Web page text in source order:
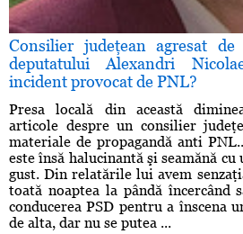
Consilier judeţean agresat
deputatului Alexandri
incident provocat de PNL?
Presa locală din această
articole despre un consilier
materiale de propagandă anti
este însă halucinantă şi seamănă
gust. Din relatările lui avem
toată noaptea la pândă încercând
conducerea PSD pentru a înscena
de alta, dar nu se putea ...